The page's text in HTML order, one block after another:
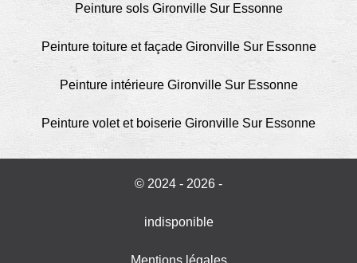
Peinture sols Gironville Sur Essonne
Peinture toiture et façade Gironville Sur Essonne
Peinture intérieure Gironville Sur Essonne
Peinture volet et boiserie Gironville Sur Essonne
© 2024 - 2026 -
indisponible
Mentions légales